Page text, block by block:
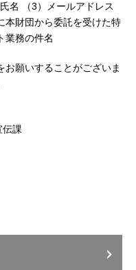
名 （3）メールアドレス
本財団から委託を受けた特
業務の件名
お願いすることがございま
課